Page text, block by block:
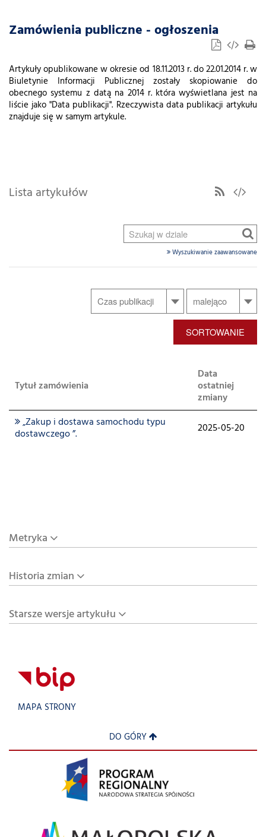
Zamówienia publiczne - ogłoszenia
Artykuły opublikowane w okresie od 18.11.2013 r. do 22.01.2014 r. w
Biuletynie Informacji Publicznej zostały skopiowanie do
obecnego systemu z datą na 2014 r. która wyświetlana jest na
liście jako "Data publikacji". Rzeczywista data publikacji artykułu
znajduje się w samym artykule.
Lista artykułów
Wyszukiwanie zaawansowane
SORTOWANIE
Tytuł zamówienia
Data
ostatniej
zmiany
„Zakup i dostawa samochodu typu
dostawczego ”. 2025-05-20
Metryka
Historia zmian
Starsze wersje artykułu
MAPA STRONY
DO GÓRY